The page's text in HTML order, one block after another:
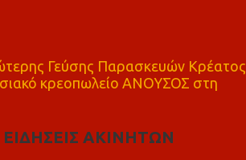
Γεύσης Παρασκευών Κρέατος
κρεοπωλείο ΑΝΟΥΣΟΣ στη
ΕΙΔΗΣΕΙΣ ΑΚΙΝΗΤΩΝ